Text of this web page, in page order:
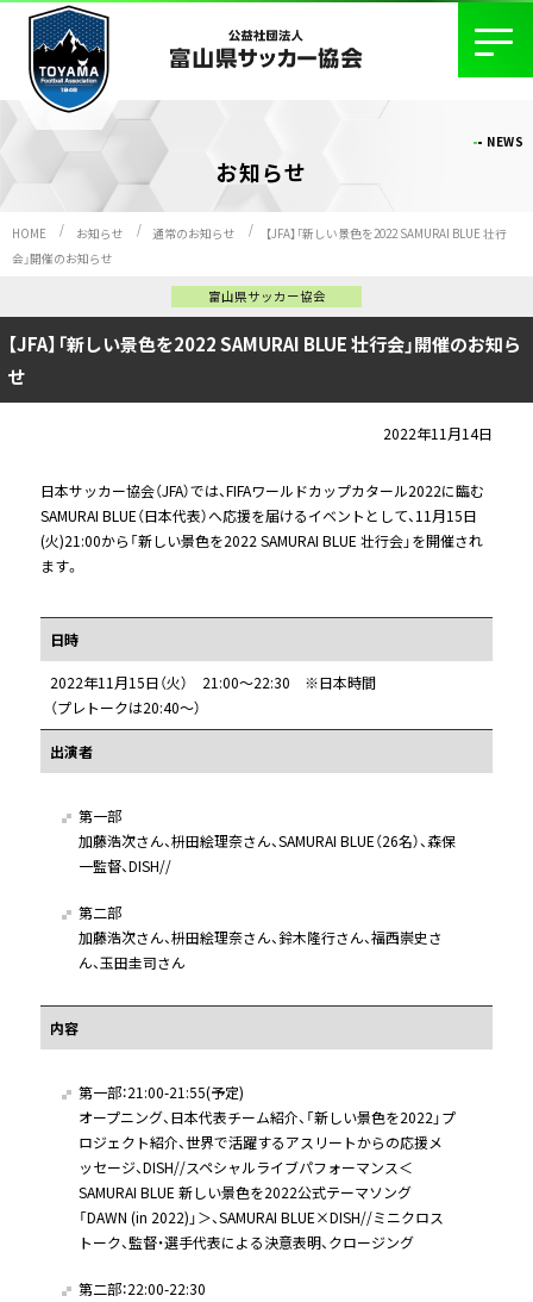
NEWS
お知らせ
HOME お知らせ 通常のお知らせ
【JFA】「新しい景色を2022 SAMURAI BLUE 壮行
会」開催のお知らせ
富山県サッカー協会
【JFA】「新しい景色を2022 SAMURAI BLUE 壮行会」開催のお知ら
せ
2022年11月14日
日本サッカー協会（JFA）では、FIFAワールドカップカタール2022に臨む
SAMURAI BLUE（日本代表）へ応援を届けるイベントとして、11月15日
(火)21:00から「新しい景色を2022 SAMURAI BLUE 壮行会」を開催され
ます。
日時
2022年11月15日（火） 21:00～22:30 ※日本時間
（プレトークは20:40～）
出演者
第一部
加藤浩次さん、枡田絵理奈さん、SAMURAI BLUE（26名）、森保
一監督、DISH//
第二部
加藤浩次さん、枡田絵理奈さん、鈴木隆行さん、福西崇史さ
ん、玉田圭司さん
内容
第一部：21:00-21:55(予定)
オープニング、日本代表チーム紹介、「新しい景色を2022」プ
ロジェクト紹介、世界で活躍するアスリートからの応援メ
ッセージ、DISH//スペシャルライブパフォーマンス＜
SAMURAI BLUE 新しい景色を2022公式テーマソング
「DAWN (in 2022)」＞、SAMURAI BLUE×DISH//ミニクロス
トーク、監督・選手代表による決意表明、クロージング
第二部：22:00-22:30